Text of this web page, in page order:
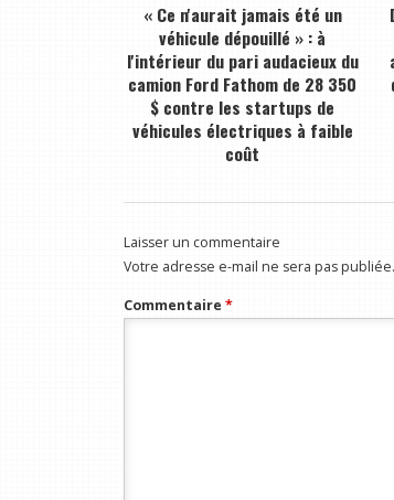
« Ce n'aurait jamais été un
véhicule dépouillé » : à
l'intérieur du pari audacieux du
camion Ford Fathom de 28 350
$ contre les startups de
véhicules électriques à faible
coût
Laisser un commentaire
Votre adresse e-mail ne sera pas publiée.
Commentaire *